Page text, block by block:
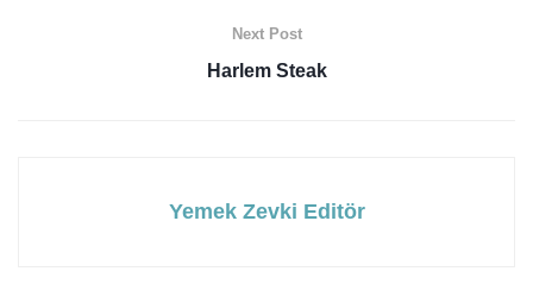
Next Post
Harlem Steak
Yemek Zevki Editör